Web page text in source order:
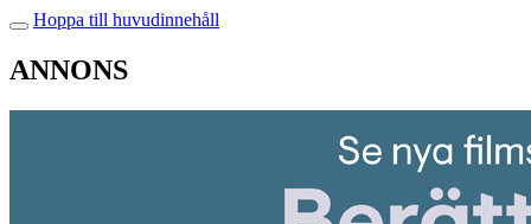
Hoppa till huvudinnehåll
ANNONS